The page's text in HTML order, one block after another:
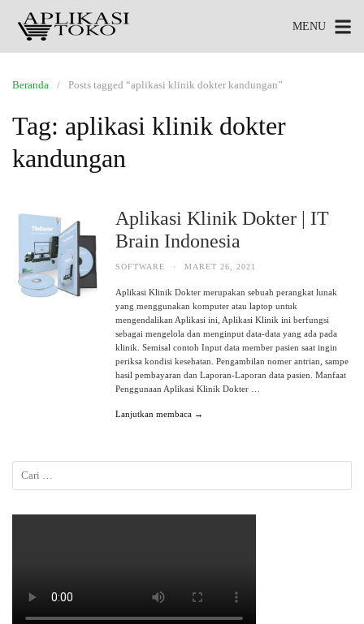
MENU
Beranda Posts tagged “aplikasi klinik dokter kandungan”
Tag: aplikasi klinik dokter
kandungan
Aplikasi Klinik Dokter | IT
Brain Indonesia
SOFTWARE · MARET 26, 2021
Aplikasi Klinik Dokter merupakan sebuah perangkat lunak
yang menggunakan komputer atau laptop untuk
mengendalikan Aplikasi ini, Aplikasi Klinik ini berfungsi
sebagai mengelola dan menginput data-data yang ada pada
klinik. Semisal contoh Input data member pasien saat ingin
periksa kondisi kesehatan. Pengambilan nomer antrian, sampe
hasil pembayaran dan Laporan-Laporan data pasien. Manfaat
Penggunaan Aplikasi Klinik Dokter …
Lanjutkan membaca →